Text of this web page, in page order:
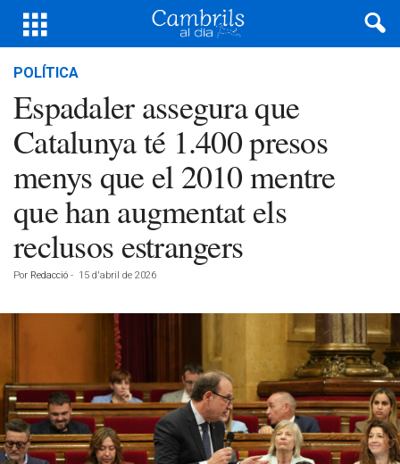
POLÍTICA
Espadaler assegura que
Catalunya té 1.400 presos
menys que el 2010 mentre
que han augmentat els
reclusos estrangers
Por Redacció - 15 d'abril de 2026